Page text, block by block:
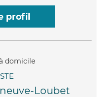
profil
Loubet